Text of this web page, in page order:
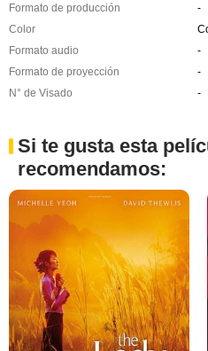
Formato de producción
-
Color
Formato audio
-
Formato de proyección
-
N° de Visado
-
Si te gusta esta
recomendamos: